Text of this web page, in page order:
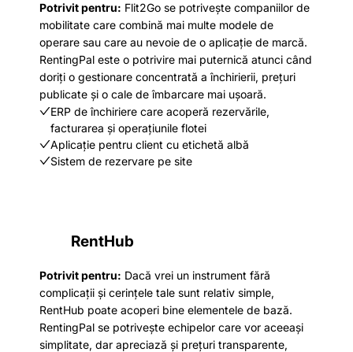
Potrivit pentru: Flit2Go se potrivește companiilor de
mobilitate care combină mai multe modele de
operare sau care au nevoie de o aplicație de marcă.
RentingPal este o potrivire mai puternică atunci când
doriți o gestionare concentrată a închirierii, prețuri
publicate și o cale de îmbarcare mai ușoară.
ERP de închiriere care acoperă rezervările,
facturarea și operațiunile flotei
Aplicație pentru client cu etichetă albă
Sistem de rezervare pe site
RentHub
Potrivit pentru: Dacă vrei un instrument fără
complicații și cerințele tale sunt relativ simple,
RentHub poate acoperi bine elementele de bază.
RentingPal se potrivește echipelor care vor aceeași
simplitate, dar apreciază și prețuri transparente,